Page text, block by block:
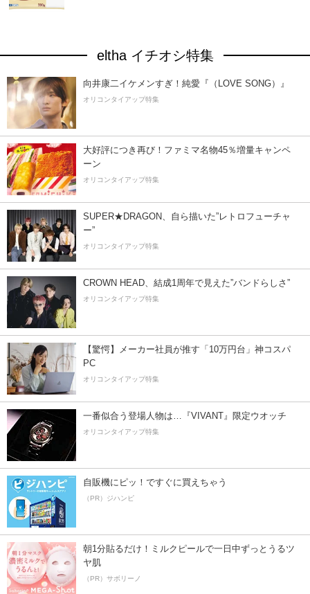
eltha イチオシ特集
向井康二イケメンすぎ！純愛『（LOVE SONG）』
オリコンタイアップ特集
大好評につき再び！ファミマ名物45％増量キャンペ
ーン
オリコンタイアップ特集
SUPER★DRAGON、自ら描いた”レトロフューチャ
ー”
オリコンタイアップ特集
CROWN HEAD、結成1周年で見えた”バンドらしさ”
オリコンタイアップ特集
【驚愕】メーカー社員が推す「10万円台」神コスパ
PC
オリコンタイアップ特集
一番似合う登場人物は…『VIVANT』限定ウオッチ
オリコンタイアップ特集
自販機にピッ！ですぐに買えちゃう
（PR）ジハンピ
朝1分貼るだけ！ミルクピールで一日中ずっとうるツ
ヤ肌
（PR）サボリーノ